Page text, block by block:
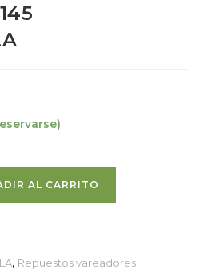
AL CARRITO
, Repuestos vareadores